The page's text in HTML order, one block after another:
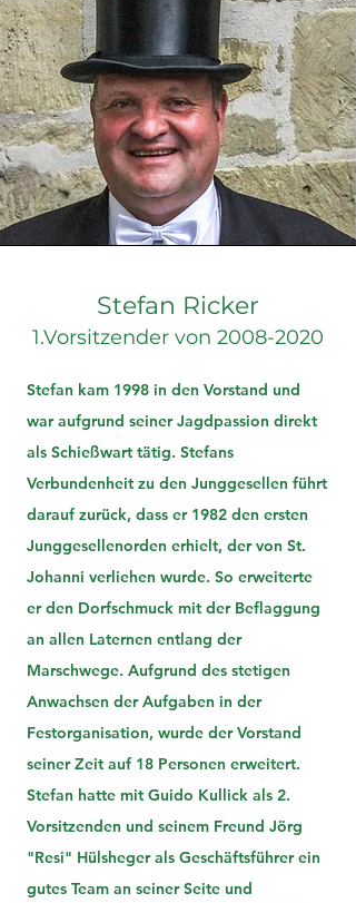
Stefan Ricker
1.Vorsitzender von 2008-2020
Stefan kam 1998 in den Vorstand und
war aufgrund seiner Jagdpassion direkt
als Schießwart tätig. Stefans
Verbundenheit zu den Junggesellen führt
darauf zurück, dass er 1982 den ersten
Junggesellenorden erhielt, der von St.
Johanni verliehen wurde. So erweiterte
er den Dorfschmuck mit der Beflaggung
an allen Laternen entlang der
Marschwege. Aufgrund des stetigen
Anwachsen der Aufgaben in der
Festorganisation, wurde der Vorstand
seiner Zeit auf 18 Personen erweitert.
Stefan hatte mit Guido Kullick als 2.
Vorsitzenden und seinem Freund Jörg
"Resi" Hülsheger als Geschäftsführer ein
gutes Team an seiner Seite und